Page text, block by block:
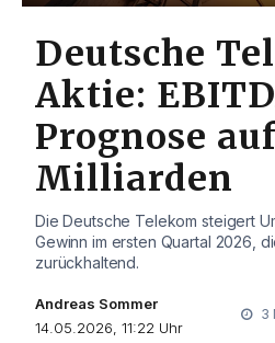
Deutsche
Aktie:
Prognose
Milliarden
Die Deutsche Telekom steigert
Gewinn im ersten Quartal 2026,
zurückhaltend.
Andreas Sommer
14.05.2026, 11:22 Uhr
3